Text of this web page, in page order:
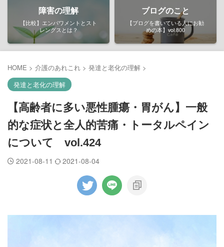
障害の理解
【比較】エンパワメントとスト
レングスとは？
ブログのこと
【ブログを書いている人にお勧
めの本】vol.800
HOME > 介護のあれこれ > 発達と老化の理解 >
発達と老化の理解
【高齢者に多い悪性腫瘍・胃がん】一般
的な症状と全人的苦痛・トータルペイン
について vol.424
2021-08-11 2021-08-04